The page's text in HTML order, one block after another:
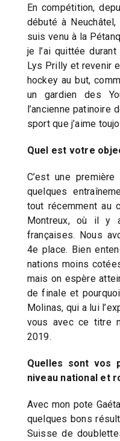
En compétition,
débuté à
suis venu à la
je l’ai quittée
Lys Prilly et revenir
hockey au but,
un gardien des
l’ancienne patinoire
sport que j’aime
Quel est votre
C’est une
quelques
tout récemment au
Montreux, où il y
françaises. Nous
4e place. Bien
nations moins
mais on espère
de finale et
Molinas, qui a lui
vous avec ce titre
2019.
Quelles sont vos
niveau national et
Avec mon pote
quelques bons
Suisse de